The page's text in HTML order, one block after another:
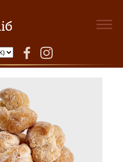
facebookinstagram